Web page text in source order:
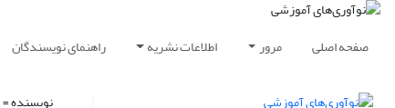
صفحه اصلی مرور اطلاعات نشریه راهنمای نویسندگان
نویسنده =